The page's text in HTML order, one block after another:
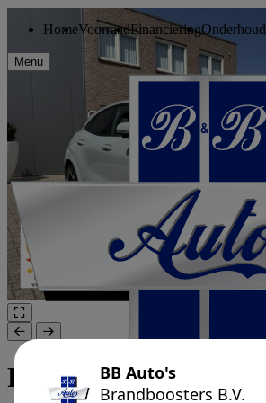
HomeVoorraadFinancieringOnderhoud
Menu
Ford Puma